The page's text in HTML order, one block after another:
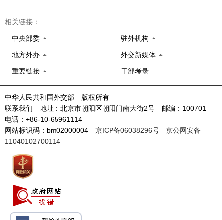
相关链接：
中央部委 驻外机构
地方外办 外交新媒体
重要链接 干部考录
中华人民共和国外交部 版权所有
联系我们 地址：北京市朝阳区朝阳门南大街2号 邮编：100701
电话：+86-10-65961114
网站标识码：bm02000004 京ICP备06038296号
京公网安备
11040102700114